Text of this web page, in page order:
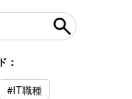
：
#IT職種